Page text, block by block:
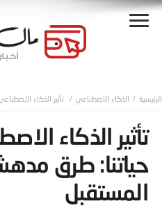
الذكاء الاصطناعي تأثير الذكاء
تأثير الذكاء
حياتنا: طرق
المستقبل